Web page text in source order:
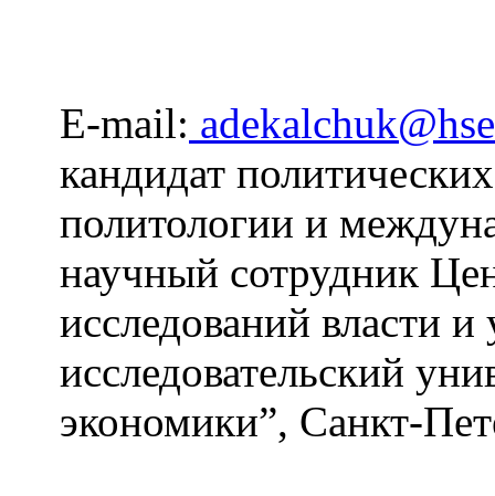
E-mail:
кандидат
политологии и
научный сотрудник
исследований власти
исследовательский
экономики”, Санкт-